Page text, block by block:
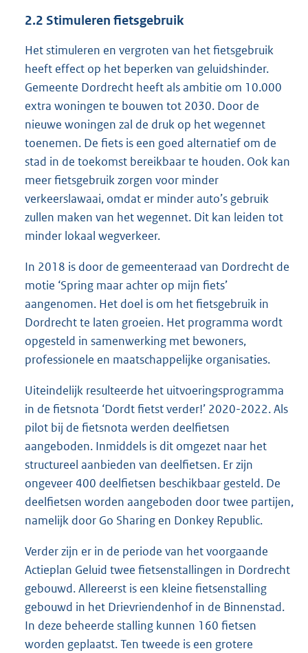
2.2 Stimuleren fietsgebruik
Het stimuleren en vergroten van het fietsgebruik
heeft effect op het beperken van geluidshinder.
Gemeente Dordrecht heeft als ambitie om 10.000
extra woningen te bouwen tot 2030. Door de
nieuwe woningen zal de druk op het wegennet
toenemen. De fiets is een goed alternatief om de
stad in de toekomst bereikbaar te houden. Ook kan
meer fietsgebruik zorgen voor minder
verkeerslawaai, omdat er minder auto’s gebruik
zullen maken van het wegennet. Dit kan leiden tot
minder lokaal wegverkeer.
In 2018 is door de gemeenteraad van Dordrecht de
motie ‘Spring maar achter op mijn fiets’
aangenomen. Het doel is om het fietsgebruik in
Dordrecht te laten groeien. Het programma wordt
opgesteld in samenwerking met bewoners,
professionele en maatschappelijke organisaties.
Uiteindelijk resulteerde het uitvoeringsprogramma
in de fietsnota ‘Dordt fietst verder!’ 2020-2022. Als
pilot bij de fietsnota werden deelfietsen
aangeboden. Inmiddels is dit omgezet naar het
structureel aanbieden van deelfietsen. Er zijn
ongeveer 400 deelfietsen beschikbaar gesteld. De
deelfietsen worden aangeboden door twee partijen,
namelijk door Go Sharing en Donkey Republic.
Verder zijn er in de periode van het voorgaande
Actieplan Geluid twee fietsenstallingen in Dordrecht
gebouwd. Allereerst is een kleine fietsenstalling
gebouwd in het Drievriendenhof in de Binnenstad.
In deze beheerde stalling kunnen 160 fietsen
worden geplaatst. Ten tweede is een grotere